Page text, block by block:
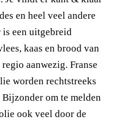
en heel veel andere
een uitgebreid
kaas en brood van
aanwezig. Franse
worden rechtstreeks
om te melden
ook veel door de